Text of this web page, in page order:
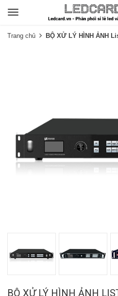
Toggle
Trang chủ BỘ XỬ LÝ HÌNH ẢNH
BỘ XỬ LÝ HÌNH ẢNH